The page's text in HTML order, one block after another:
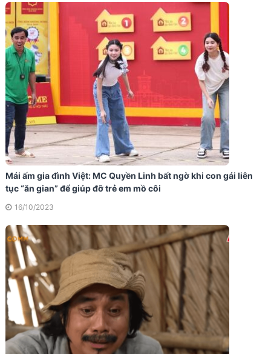
Mái ấm gia đình Việt: MC Quyền Linh bất ngờ khi con gái liên
tục “ăn gian” để giúp đỡ trẻ em mồ côi
16/10/2023